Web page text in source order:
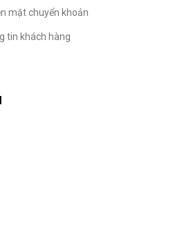
mặt chuyển khoản
tin khách hàng